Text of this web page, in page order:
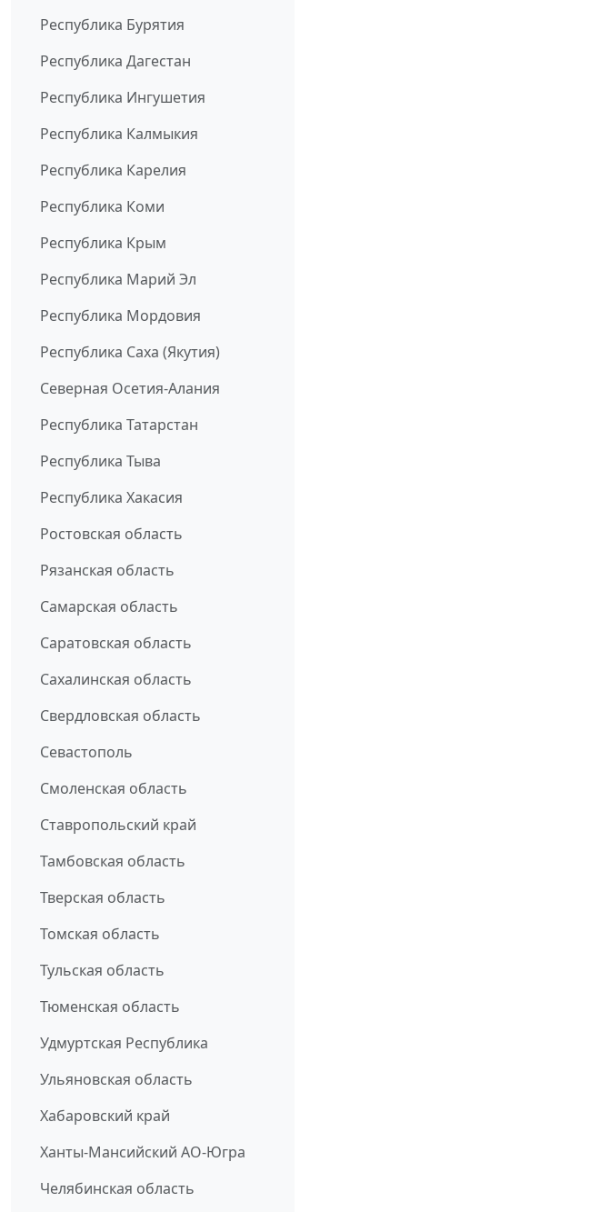
Республика Бурятия
Республика Дагестан
Республика Ингушетия
Республика Калмыкия
Республика Карелия
Республика Коми
Республика Крым
Республика Марий Эл
Республика Мордовия
Республика Саха (Якутия)
Северная Осетия-Алания
Республика Татарстан
Республика Тыва
Республика Хакасия
Ростовская область
Рязанская область
Самарская область
Саратовская область
Сахалинская область
Свердловская область
Севастополь
Смоленская область
Ставропольский край
Тамбовская область
Тверская область
Томская область
Тульская область
Тюменская область
Удмуртская Республика
Ульяновская область
Хабаровский край
Ханты-Мансийский АО-Югра
Челябинская область